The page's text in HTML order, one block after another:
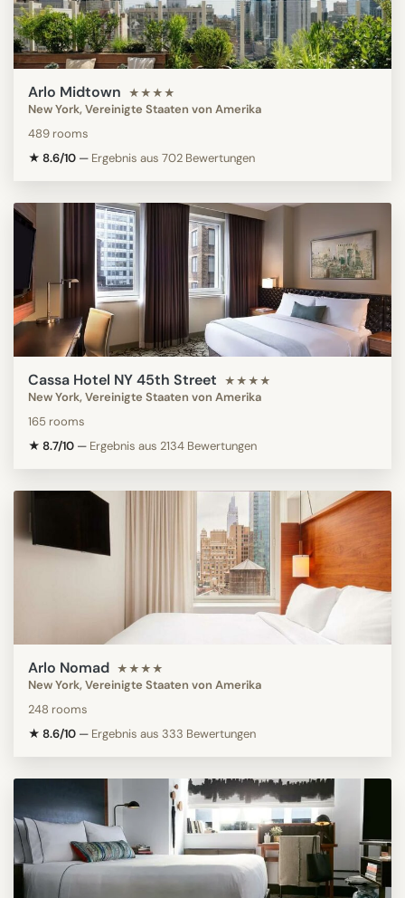
Arlo Midtown ★★★★
New York, Vereinigte Staaten von Amerika
489 rooms
★ 8.6/10 — Ergebnis aus 702 Bewertungen
Cassa Hotel NY 45th Street ★★★★
New York, Vereinigte Staaten von Amerika
165 rooms
★ 8.7/10 — Ergebnis aus 2134 Bewertungen
Arlo Nomad ★★★★
New York, Vereinigte Staaten von Amerika
248 rooms
★ 8.6/10 — Ergebnis aus 333 Bewertungen